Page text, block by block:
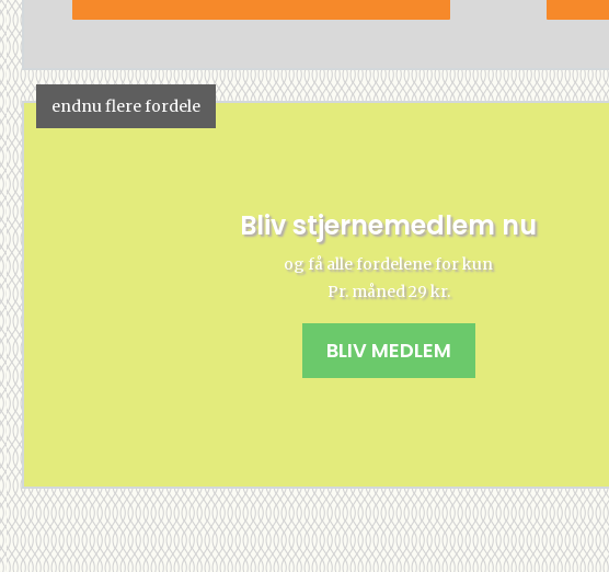
endnu flere fordele
Bliv stjernemedlem nu
og få alle fordelene for kun
Pr. måned 29 kr.
BLIV MEDLEM